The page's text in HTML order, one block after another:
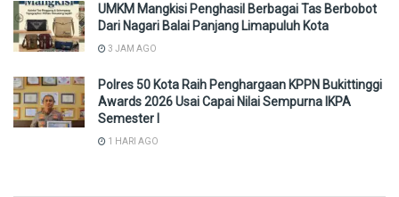
UMKM Mangkisi Penghasil Berbagai Tas Berbobot
Dari Nagari Balai Panjang Limapuluh Kota
3 JAM AGO
Polres 50 Kota Raih Penghargaan KPPN Bukittinggi
Awards 2026 Usai Capai Nilai Sempurna IKPA
Semester I
1 HARI AGO